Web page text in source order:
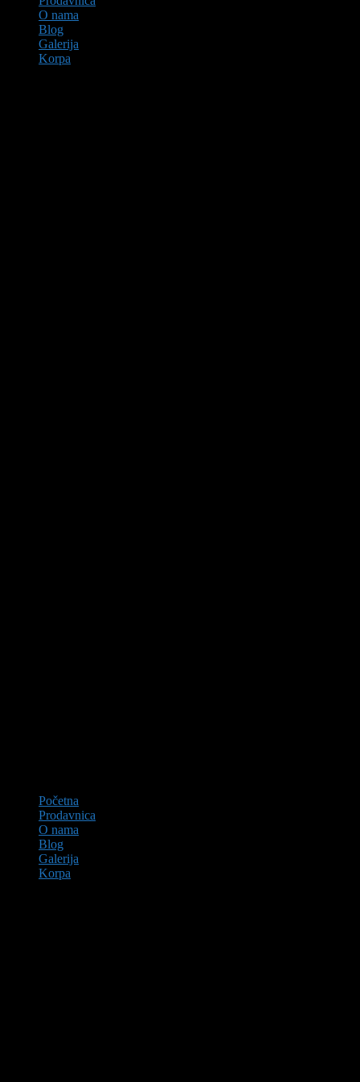
O nama
Blog
Galerija
Korpa
Početna
Prodavnica
O nama
Blog
Galerija
Korpa